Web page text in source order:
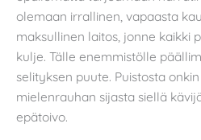
olemaan irrallinen, vapaasta
maksullinen laitos, jonne kaikki
kulje. Tälle enemmistölle
selityksen puute. Puistosta
mielenrauhan sijasta siellä
epätoivo.